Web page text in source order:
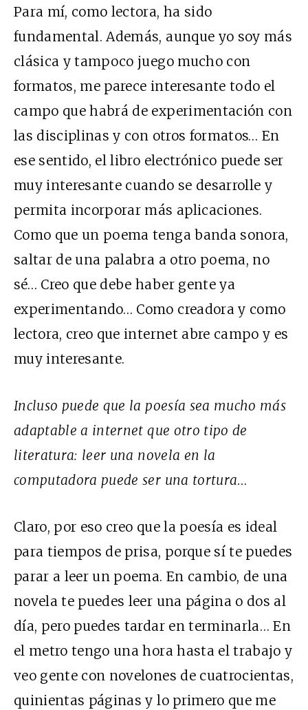
Para mí, como lectora, ha sido
fundamental. Además, aunque yo soy más
clásica y tampoco juego mucho con
formatos, me parece interesante todo el
campo que habrá de experimentación con
las disciplinas y con otros formatos… En
ese sentido, el libro electrónico puede ser
muy interesante cuando se desarrolle y
permita incorporar más aplicaciones.
Como que un poema tenga banda sonora,
saltar de una palabra a otro poema, no
sé… Creo que debe haber gente ya
experimentando… Como creadora y como
lectora, creo que internet abre campo y es
muy interesante.
Incluso puede que la poesía sea mucho más
adaptable a internet que otro tipo de
literatura: leer una novela en la
computadora puede ser una tortura…
Claro, por eso creo que la poesía es ideal
para tiempos de prisa, porque sí te puedes
parar a leer un poema. En cambio, de una
novela te puedes leer una página o dos al
día, pero puedes tardar en terminarla… En
el metro tengo una hora hasta el trabajo y
veo gente con novelones de cuatrocientas,
quinientas páginas y lo primero que me